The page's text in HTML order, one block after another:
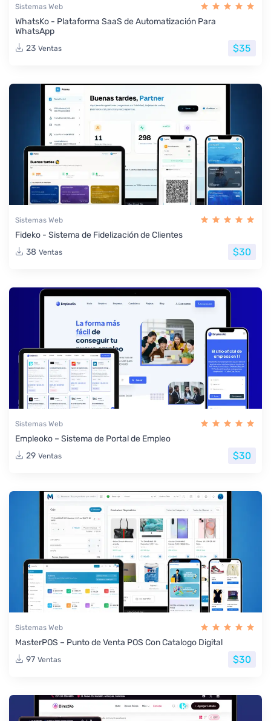
Sistemas Web
WhatsKo - Plataforma SaaS de Automatización Para
WhatsApp
23 Ventas $35
Sistemas Web
Fideko - Sistema de Fidelización de Clientes
38 Ventas $30
Sistemas Web
Empleoko – Sistema de Portal de Empleo
29 Ventas $30
Sistemas Web
MasterPOS – Punto de Venta POS Con Catalogo Digital
97 Ventas $30